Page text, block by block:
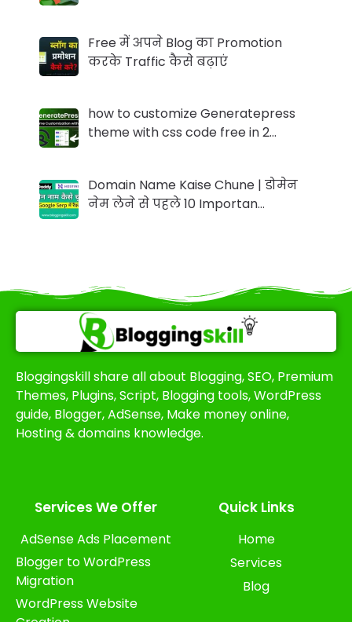
Free में अपने Blog का Promotion
करके Traffic कैसे बढ़ाएं
how to customize Generatepress
theme with css code free in 2…
Domain Name Kaise Chune | डोमेन
नेम लेने से पहले 10 Importan…
Bloggingskill share all about Blogging, SEO, Premium
Themes, Plugins, Script, Blogging tools, WordPress
guide, Blogger, AdSense, Make money online,
Hosting & domains knowledge.
Services We Offer​
AdSense Ads Placement
Blogger to WordPress
Migration
WordPress Website
Quick Links
Home
Services
Blog